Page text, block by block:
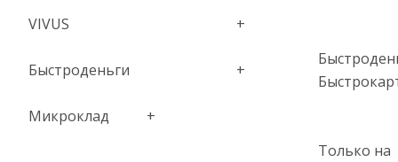
VIVUS +
Быстроденьги +
Микроклад
+
Только на